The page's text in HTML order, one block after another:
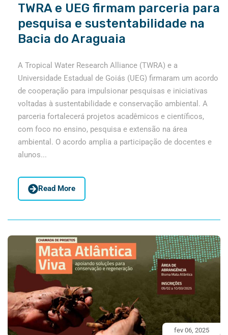
TWRA e UEG firmam parceria para
pesquisa e sustentabilidade na
Bacia do Araguaia
A Tropical Water Research Alliance (TWRA) e a
Universidade Estadual de Goiás (UEG) firmaram um acordo
de cooperação para impulsionar pesquisas e iniciativas
voltadas à sustentabilidade e conservação ambiental. A
parceria fortalecerá projetos acadêmicos e científicos,
com foco no ensino, pesquisa e extensão na área
ambiental. O acordo amplia a participação de docentes e
alunos...
Read More
fev 06, 2025